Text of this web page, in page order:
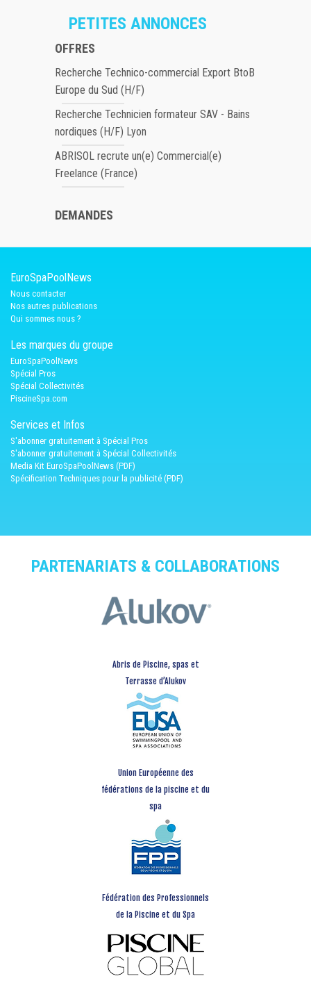
PETITES ANNONCES
OFFRES
Recherche Technico-commercial Export BtoB
Europe du Sud (H/F)
Recherche Technicien formateur SAV - Bains
nordiques (H/F) Lyon
ABRISOL recrute un(e) Commercial(e)
Freelance (France)
DEMANDES
EuroSpaPoolNews
Nous contacter
Nos autres publications
Qui sommes nous ?
Les marques du groupe
EuroSpaPoolNews
Spécial Pros
Spécial Collectivités
PiscineSpa.com
Services et Infos
S'abonner gratuitement à Spécial Pros
S'abonner gratuitement à Spécial Collectivités
Media Kit EuroSpaPoolNews (PDF)
Spécification Techniques pour la publicité (PDF)
PARTENARIATS & COLLABORATIONS
Abris de Piscine, spas et
Terrasse d’Alukov
Union Européenne des
fédérations de la piscine et du
spa
Fédération des Professionnels
de la Piscine et du Spa